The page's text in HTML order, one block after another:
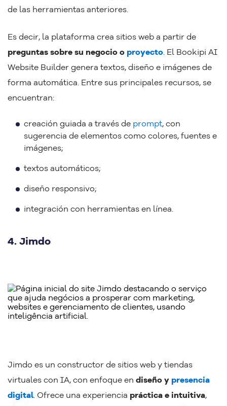
de las herramientas anteriores.
Es decir, la plataforma crea sitios web a partir de
preguntas sobre su negocio o proyecto. El Bookipi AI
Website Builder genera textos, diseño e imágenes de
forma automática. Entre sus principales recursos, se
encuentran:
creación guiada a través de prompt, con
sugerencia de elementos como colores, fuentes e
imágenes;
textos automáticos;
diseño responsivo;
integración con herramientas en línea.
4. Jimdo
Jimdo es un constructor de sitios web y tiendas
virtuales con IA, con enfoque en diseño y presencia
digital. Ofrece una experiencia práctica e intuitiva,